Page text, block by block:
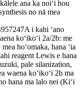
ana ka noiʻi hou
no nā mea
i kahi ʻano
koʻikoʻi 2a/2b: me
hoʻomaka, hana ʻia
reagent Lewis e hana
pale silanization,
waena koʻikoʻi 2b ma
hana ma lalo nei (Kiʻi